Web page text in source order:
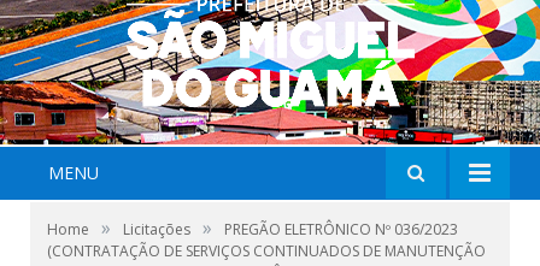
MENU
Home » Licitações »
PREGÃO ELETRÔNICO Nº 036/2023
(CONTRATAÇÃO DE SERVIÇOS CONTINUADOS DE MANUTENÇÃO